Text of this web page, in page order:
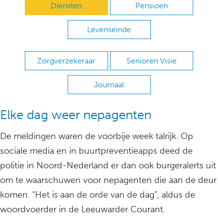
Diensten Pensioen
Levenseinde
Zorgverzekeraar Senioren Visie
Journaal
Elke dag weer nepagenten
De meldingen waren de voorbije week talrijk. Op
sociale media en in buurtpreventieapps deed de
politie in Noord-Nederland er dan ook burgeralerts uit
om te waarschuwen voor nepagenten die aan de deur
komen. “Het is aan de orde van de dag”, aldus de
woordvoerder in de Leeuwarder Courant.